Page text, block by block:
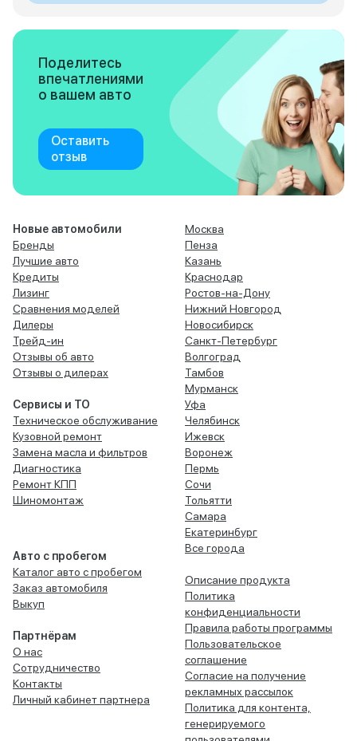
Поделитесь
впечатлениями
о вашем авто
Оставить
отзыв
Новые автомобили
Бренды
Лучшие авто
Кредиты
Лизинг
Сравнения моделей
Дилеры
Трейд-ин
Отзывы об авто
Отзывы о дилерах
Сервисы и ТО
Техническое обслуживание
Кузовной ремонт
Замена масла и фильтров
Диагностика
Ремонт КПП
Шиномонтаж
Авто с пробегом
Каталог авто с пробегом
Заказ автомобиля
Выкуп
Партнёрам
О нас
Сотрудничество
Контакты
Личный кабинет партнера
Москва
Пенза
Казань
Краснодар
Ростов-на-Дону
Нижний Новгород
Новосибирск
Санкт-Петербург
Волгоград
Тамбов
Мурманск
Уфа
Челябинск
Ижевск
Воронеж
Пермь
Сочи
Тольятти
Самара
Екатеринбург
Все города
Описание продукта
Политика
конфиденциальности
Правила работы программы
Пользовательское
соглашение
Согласие на получение
рекламных рассылок
Политика для контента,
генерируемого